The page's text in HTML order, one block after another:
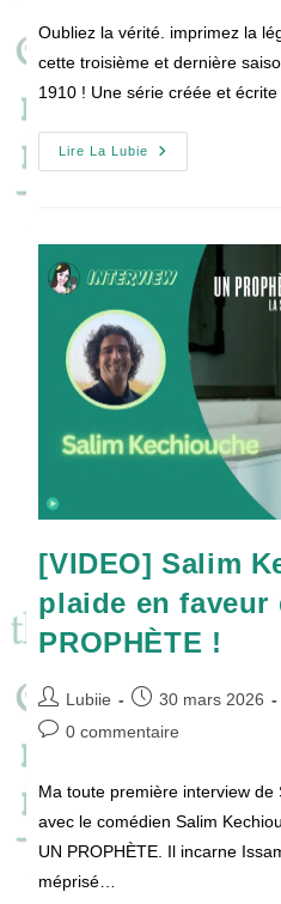
Oubliez la vérité. imprimez la
cette troisième et dernière
1910 ! Une série créée et
Lire La Lubie
[VIDEO]
PARIS
Interviews
Pour
Ultime
Saison
!
[VIDEO] Salim
plaide en faveur
PROPHÈTE !
Auteur/autrice
de
Lubiie
Publication
publiée :
30 mars 2026
Commentaires
publication :
0 commentaire
Ma toute première interview
avec le comédien Salim
UN PROPHÈTE. Il incarne
méprisé…